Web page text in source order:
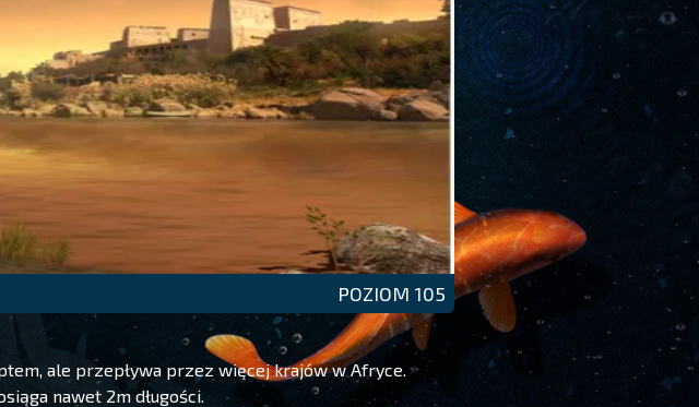
POZIOM 105
ale przepływa przez więcej krajów w Afryce.
nawet 2m długości.